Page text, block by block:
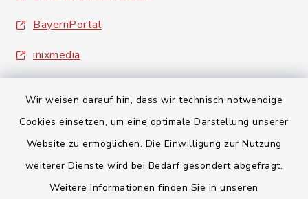
Wir weisen darauf hin, dass wir technisch notwendige
Cookies einsetzen, um eine optimale Darstellung unserer
Website zu ermöglichen. Die Einwilligung zur Nutzung
weiterer Dienste wird bei Bedarf gesondert abgefragt.
Weitere Informationen finden Sie in unseren
BayernPortal
inixmedia
Barrierefreiheit